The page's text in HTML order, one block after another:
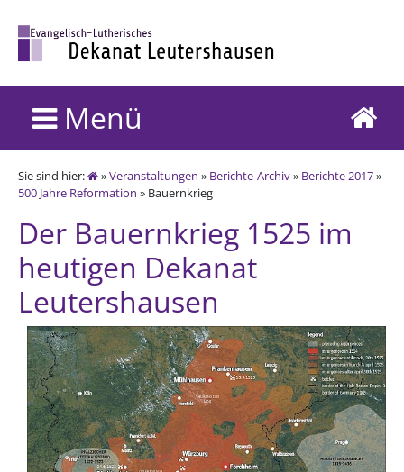
Menü
Sie sind hier: »Veranstaltungen » Berichte-Archiv» Berichte 2017»
500 Jahre Reformation » Bauernkrieg
Der Bauernkrieg 1525 im
heutigen Dekanat
Leutershausen